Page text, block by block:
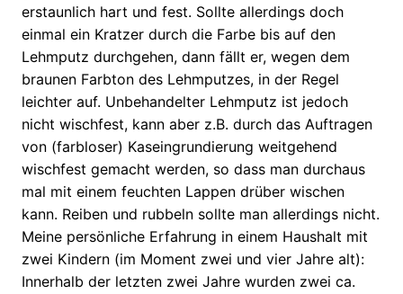
erstaunlich hart und fest. Sollte allerdings doch
einmal ein Kratzer durch die Farbe bis auf den
Lehmputz durchgehen, dann fällt er, wegen dem
braunen Farbton des Lehmputzes, in der Regel
leichter auf. Unbehandelter Lehmputz ist jedoch
nicht wischfest, kann aber z.B. durch das Auftragen
von (farbloser) Kaseingrundierung weitgehend
wischfest gemacht werden, so dass man durchaus
mal mit einem feuchten Lappen drüber wischen
kann. Reiben und rubbeln sollte man allerdings nicht.
Meine persönliche Erfahrung in einem Haushalt mit
zwei Kindern (im Moment zwei und vier Jahre alt):
Innerhalb der letzten zwei Jahre wurden zwei ca.